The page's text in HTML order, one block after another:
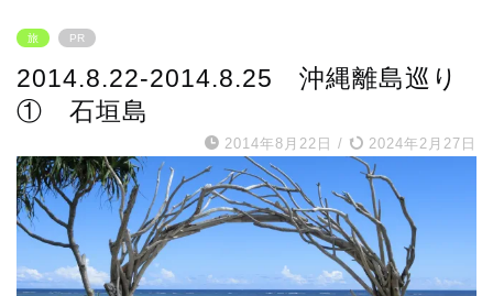
旅 PR
2014.8.22-2014.8.25 沖縄離島巡り
① 石垣島
2014年8月22日 / 2024年2月27日